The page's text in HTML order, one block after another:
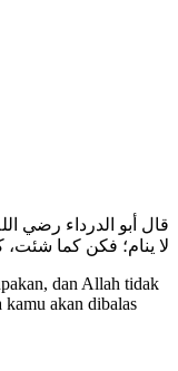
قال أبو الدرداء رضي
لا ينام؛ فكن كما شئت،
dan Allah tidak
kamu akan dibalas